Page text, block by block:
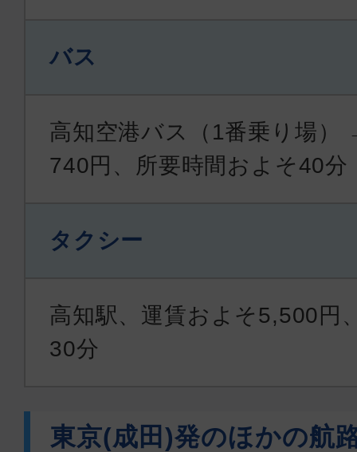
バス
高知空港バス（1番乗り場）
740円、所要時間およそ40分
タクシー
高知駅、運賃およそ5,500円
30分
東京(成田)発のほかの航